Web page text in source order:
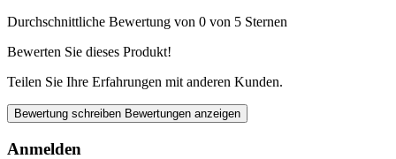
Durchschnittliche Bewertung von 0 von 5 Sternen
Bewerten Sie dieses Produkt!
Teilen Sie Ihre Erfahrungen mit anderen Kunden.
Bewertung schreiben Bewertungen anzeigen
Anmelden